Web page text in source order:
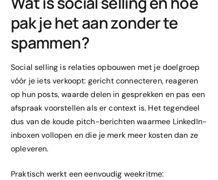
pak je het aan zonder te
spammen?
Social selling is relaties opbouwen met je doelgroep
vóór je iets verkoopt: gericht connecteren, reageren
op hun posts, waarde delen in gesprekken en pas een
afspraak voorstellen als er context is. Het tegendeel
dus van de koude pitch-berichten waarmee LinkedIn-
inboxen vollopen en die je merk meer kosten dan ze
opleveren.
Praktisch werkt een eenvoudig weekritme: